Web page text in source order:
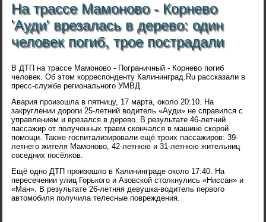
На трассе Мамоново - Корнево
'Ауди' врезалась в дерево: один
человек погиб, трое пострадали
В ДТП на трассе Мамоново - Пограничный - Корнево погиб
человек. Об этом корреспонденту Калининград.Ru рассказали в
пресс-службе регионального УМВД.
Авария произошла в пятницу, 17 марта, около 20:10. На
закруглении дороги 25-летний водитель «Ауди» не справился с
управлением и врезался в дерево. В результате 46-летний
пассажир от полученных травм скончался в машине скорой
помощи. Также госпитализировали ещё троих пассажиров: 39-
летнего жителя Мамоново, 42-летнюю и 31-летнюю жительниц
соседних посёлков.
Ещё одно ДТП произошло в Калининграде около 17:40. На
пересечении улиц Горького и Азовской столкнулись «Ниссан» и
«Ман». В результате 26-летняя девушка-водитель первого
автомобиля получила телесные повреждения.